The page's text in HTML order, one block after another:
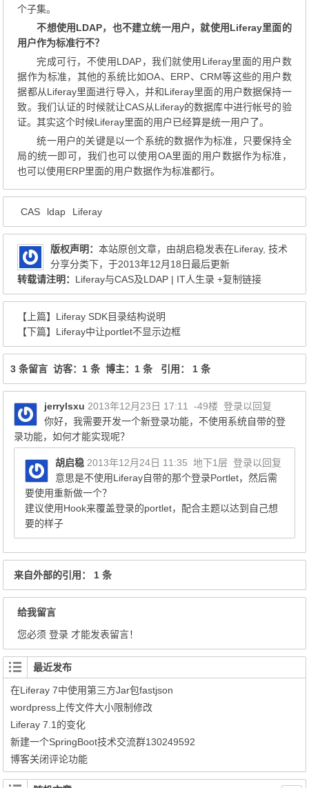
个子集。
不想使用LDAP，也不建立统一用户，就使用Liferay里面的
用户作为标准行不？
完成可行，不使用LDAP，我们就使用Liferay里面的用户数
据作为标准，其他的系统比如OA、ERP、CRM等这些的用户数
据都从Liferay里面进行导入，并和Liferay里面的用户数据保持一
致。我们认证的时候就让CAS从Liferay的数据库中进行帐号的验
证。其实这个时候Liferay里面的用户已经算是统一用户了。
统一用户的关键是以一个系统的数据作为标准，只要保持全
局的统一即可，我们也可以使用OA里面的用户数据作为标准，
也可以使用ERP里面的用户数据作为标准都行。
CAS ldap Liferay
版权声明：本站原创文章，由胡启稳发表在Liferay,技术
分享分类下，于2013年12月18日最后更新
转载请注明： Liferay与CAS及LDAP | IT人生录 +复制链接
【上篇】 Liferay SDK目录结构说明
【下篇】 Liferay中让portlet不显示边框
3 条留言 访客：1 条 博主：1 条 引用： 1 条
jerrylsxu 2013年12月23日 17:11 -49楼 登录以回复
你好，我需要开发一个新登录功能，不使用系统自带的登
录功能，如何才能实现呢？
胡启稳 2013年12月24日 11:35 地下1层 登录以回复
意思是不使用Liferay自带的那个登录Portlet，然后需
要使用重新做一个？
建议使用Hook来覆盖登录的portlet，配合主题以达到自己想
要的样子
来自外部的引用： 1 条
给我留言
您必须 登录 才能发表留言！
最近发布
在Liferay 7中使用第三方Jar包fastjson
wordpress上传文件大小限制修改
Liferay 7.1的变化
新建一个SpringBoot技术交流群130249592
博客关闭评论功能